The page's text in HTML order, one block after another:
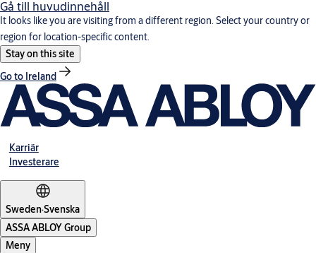
Gå till huvudinnehåll
It looks like you are visiting from a different region. Select your country or
region for location-specific content.
Stay on this site
Go to Ireland
Karriär
Investerare
Sweden·Svenska
ASSA ABLOY Group
Meny